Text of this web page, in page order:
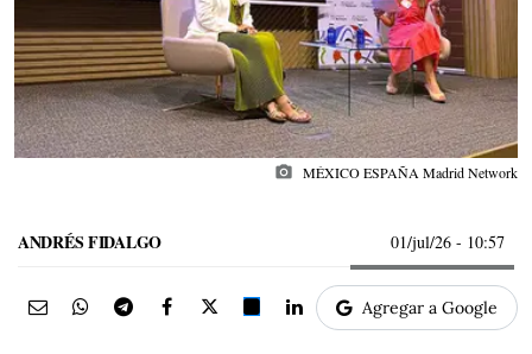
photo_camera MÉXICO ESPAÑA Madrid Network
ANDRÉS FIDALGO 01/jul/26 - 10:57
Agregar a Google